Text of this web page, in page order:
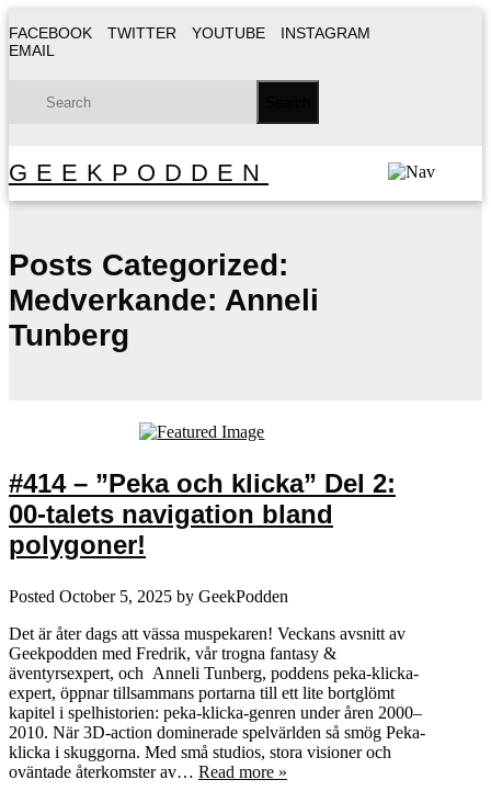
FACEBOOK TWITTER YOUTUBE
INSTAGRAM
EMAIL
GEEKPODDEN
Posts Categorized:
Medverkande: Anneli
Tunberg
#414 – ”Peka och klicka” Del 2:
00-talets navigation bland
polygoner!
Posted October 5, 2025 by GeekPodden
Det är åter dags att vässa muspekaren! Veckans avsnitt av
Geekpodden med Fredrik, vår trogna fantasy &
äventyrsexpert, och Anneli Tunberg, poddens peka-klicka-
expert, öppnar tillsammans portarna till ett lite bortglömt
kapitel i spelhistorien: peka-klicka-genren under åren 2000–
2010. När 3D-action dominerade spelvärlden så smög Peka-
klicka i skuggorna. Med små studios, stora visioner och
oväntade återkomster av… Read more »